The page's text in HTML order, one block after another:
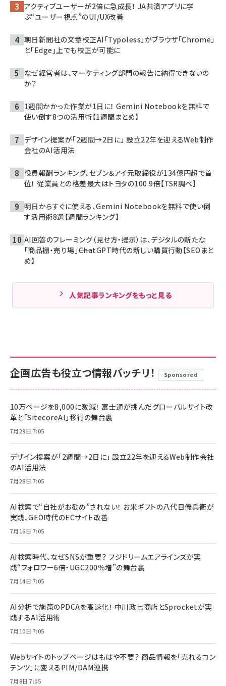
アクティブユーザーが2倍に急成長！ JA共済アプリに学
ぶ“ユーザー視点”のUI/UX改善
朝日新聞社の文章校正AI「Typoless」がブラウザ「Chrome」
と「Edge」上でも校正が可能に
なぜ経営者は、マーケティング部門の報告に納得できないの
か？
1週間かかった作業が1日に！ Gemini Notebookを無料で
使い倒す8つの活用術【1週間まとめ】
デザイン提案が「2週間→2日に」 設立22年を迎えるWeb制作
会社のAI活用法
役員報酬ランキング、セブン＆アイ元取締役が134億円超で首
位！ 従業員との格差最大はトヨタの100.9倍【TSR調べ】
明日からすぐに使える、Gemini Notebookを無料で使い倒
す活用術8選【週間ランキング】
AI回答のフレーミング（見せ方・提示）は、デジタルの新たな
「商品棚・売り場」――ChatGPT時代の新しい購買行動【SEOまと
め】
人気記事ランキングをもっと見る
企画広告も役立つ情報バッチリ！ Sponsored
10万ページを8,000に激減！ 富士通が挑んだグローバルサイト改
革と「SitecoreAI」移行の舞台裏
7月29日 7:05
デザイン提案が「2週間→2日に」 設立22年を迎えるWeb制作会社
のAI活用法
7月28日 7:05
AI検索で“自社がお勧め”されない！ お米ギフトの八代目儀兵衛が
実践、GEO時代のECサイト改善
7月16日 7:05
AI検索時代、なぜSNSが重要？ フジドリームエアラインズが実
践“フォロワー6倍・UGC200％増”の舞台裏
7月14日 7:05
AI分析で施策のPDCAを高速化！ 中川政七商店とSprocketが実
践するAI活用術
7月10日 7:05
Webサイトのトップページはもはや不要？ 商品情報を「売れるコン
テンツ」に変えるPIM/DAM連携
7月8日 7:05